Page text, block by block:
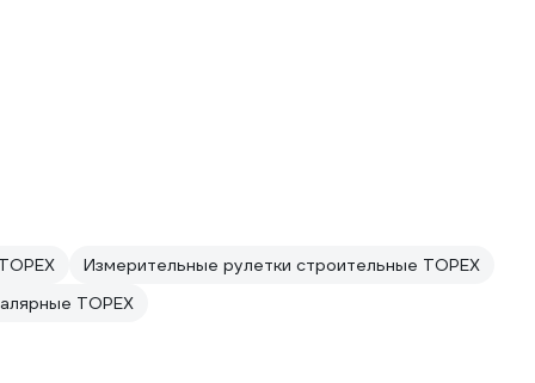
Измерительные рулетки строительные TOPEX
TOPEX